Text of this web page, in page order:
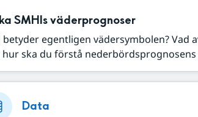
SMHIs väderprognoser
betyder egentligen vädersymbolen? Vad
hur ska du förstå
Data